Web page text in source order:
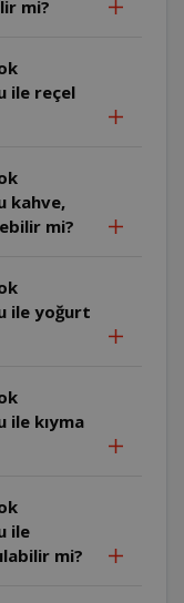
mi?
ile reçel
mi?
ile yoğurt
ile kıyma
ile
mi?